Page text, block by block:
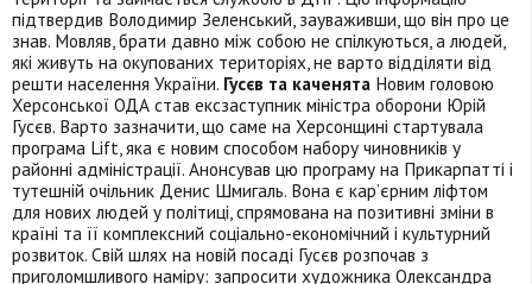
підтвердив Володимир Зеленський, зауваживши, що він про це
знав. Мовляв, брати давно між собою не спілкуються, а людей,
які живуть на окупованих територіях, не варто відділяти від
решти населення України. Гусєв та каченята Новим головою
Херсонської ОДА став ексзаступник міністра оборони Юрій
Гусєв. Варто зазначити, що саме на Херсонщині стартувала
програма Lift, яка є новим способом набору чиновників у
районні адміністрації. Анонсував цю програму на Прикарпатті і
тутешній очільник Денис Шмигаль. Вона є кар’єрним ліфтом
для нових людей у політиці, спрямована на позитивні зміни в
країні та її комплексний соціально-економічний і культурний
розвиток. Свій шлях на новій посаді Гусєв розпочав з
приголомшливого наміру: запросити художника Олександра